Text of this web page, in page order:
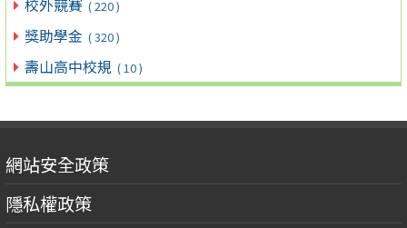
校外競賽 ( 220 )
獎助學金 ( 320 )
壽山高中校規 ( 10 )
網站安全政策
隱私權政策